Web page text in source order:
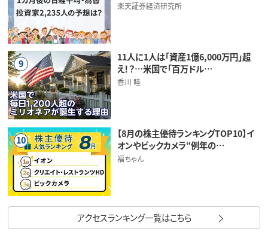
楽天証券経済研究所
9
11人に1人は「資産1億6,000万円」超
え！？…米国で「百万ドル…
香川 睦
10
【8月の株主優待ランキングTOP10】イ
オンやビックカメラ“例年の…
福ちゃん
アクセスランキング一覧はこちら